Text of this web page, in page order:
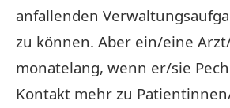
anfallenden
zu können. Aber ein/eine
monatelang, wenn er/sie
Kontakt mehr zu